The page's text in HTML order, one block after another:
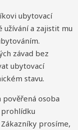
ubytovací
a zajistit mu
závad bez
ubytovací
stavu.
osoba
prosíme,